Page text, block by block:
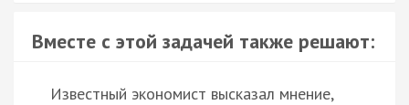
Вместе с этой задачей также решают:
Известный экономист высказал мнение,